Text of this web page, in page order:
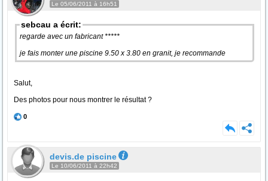
Le 05/06/2011 à 16h51
sebcau a écrit:
regarde avec un fabricant *****
je fais monter une piscine 9.50 x 3.80 en granit, je recommande
Salut,
Des photos pour nous montrer le résultat ?
0
devis.de piscine
Le 10/06/2011 à 22h42